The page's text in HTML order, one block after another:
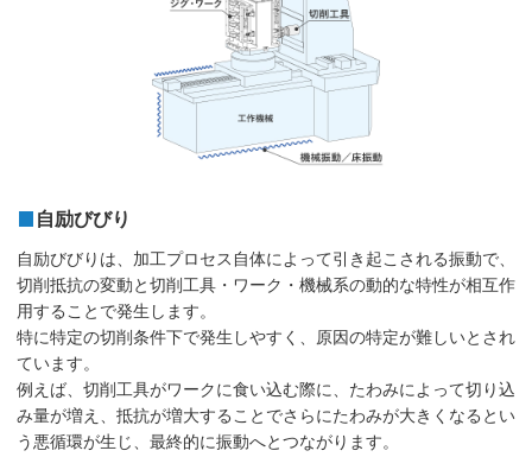
自励びびり
自励びびりは、加工プロセス自体によって引き起こされる振動で、
切削抵抗の変動と切削工具・ワーク・機械系の動的な特性が相互作
用することで発生します。
特に特定の切削条件下で発生しやすく、原因の特定が難しいとされ
ています。
例えば、切削工具がワークに食い込む際に、たわみによって切り込
み量が増え、抵抗が増大することでさらにたわみが大きくなるとい
う悪循環が生じ、最終的に振動へとつながります。